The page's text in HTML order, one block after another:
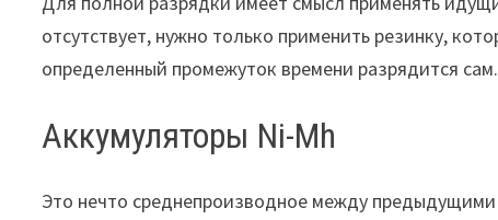
отсутствует, нужно только применить резинку,
определенный промежуток времени разрядится сам.
Аккумуляторы Ni-Mh
Это нечто среднепроизводное между